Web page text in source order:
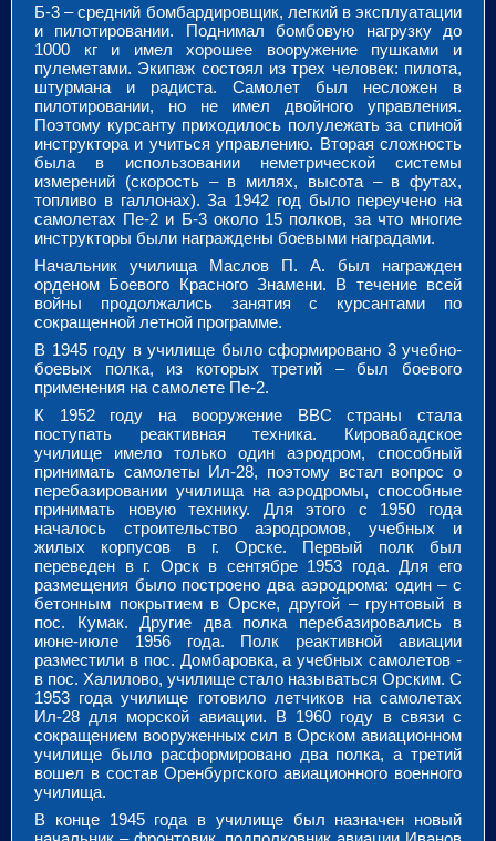
Б-3 – средний бомбардировщик, легкий в эксплуатации
и пилотировании. Поднимал бомбовую нагрузку до
1000 кг и имел хорошее вооружение пушками и
пулеметами. Экипаж состоял из трех человек: пилота,
штурмана и радиста. Самолет был несложен в
пилотировании, но не имел двойного управления.
Поэтому курсанту приходилось полулежать за спиной
инструктора и учиться управлению. Вторая сложность
была в использовании неметрической системы
измерений (скорость – в милях, высота – в футах,
топливо в галлонах). За 1942 год было переучено на
самолетах Пе-2 и Б-3 около 15 полков, за что многие
инструкторы были награждены боевыми наградами.
Начальник училища Маслов П. А. был награжден
орденом Боевого Красного Знамени. В течение всей
войны продолжались занятия с курсантами по
сокращенной летной программе.
В 1945 году в училище было сформировано 3 учебно-
боевых полка, из которых третий – был боевого
применения на самолете Пе-2.
К 1952 году на вооружение ВВС страны стала
поступать реактивная техника. Кировабадское
училище имело только один аэродром, способный
принимать самолеты Ил-28, поэтому встал вопрос о
перебазировании училища на аэродромы, способные
принимать новую технику. Для этого с 1950 года
началось строительство аэродромов, учебных и
жилых корпусов в г. Орске. Первый полк был
переведен в г. Орск в сентябре 1953 года. Для его
размещения было построено два аэродрома: один – с
бетонным покрытием в Орске, другой – грунтовый в
пос. Кумак. Другие два полка перебазировались в
июне-июле 1956 года. Полк реактивной авиации
разместили в пос. Домбаровка, а учебных самолетов -
в пос. Халилово, училище стало называться Орским. С
1953 года училище готовило летчиков на самолетах
Ил-28 для морской авиации. В 1960 году в связи с
сокращением вооруженных сил в Орском авиационном
училище было расформировано два полка, а третий
вошел в состав Оренбургского авиационного военного
училища.
В конце 1945 года в училище был назначен новый